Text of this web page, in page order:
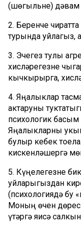
(шөгыльне) дәвам
2. Беренче
турында уйлагыз,
3. Эчегез тулы
хисләрегезне
кычкырырга,
4. Яңалыклар
актаруны
психологик басым
Яңалыкларны
булыр кебек
кискенләшергә
5. Күңелегезне
уйларыгыздан
(психологиядә бу
Моның өчен
үтәргә яисә